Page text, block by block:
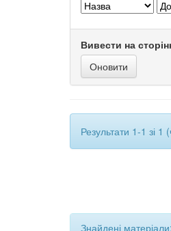
Вивести на
Результати 1-1 зі
Знайдені матеріали: